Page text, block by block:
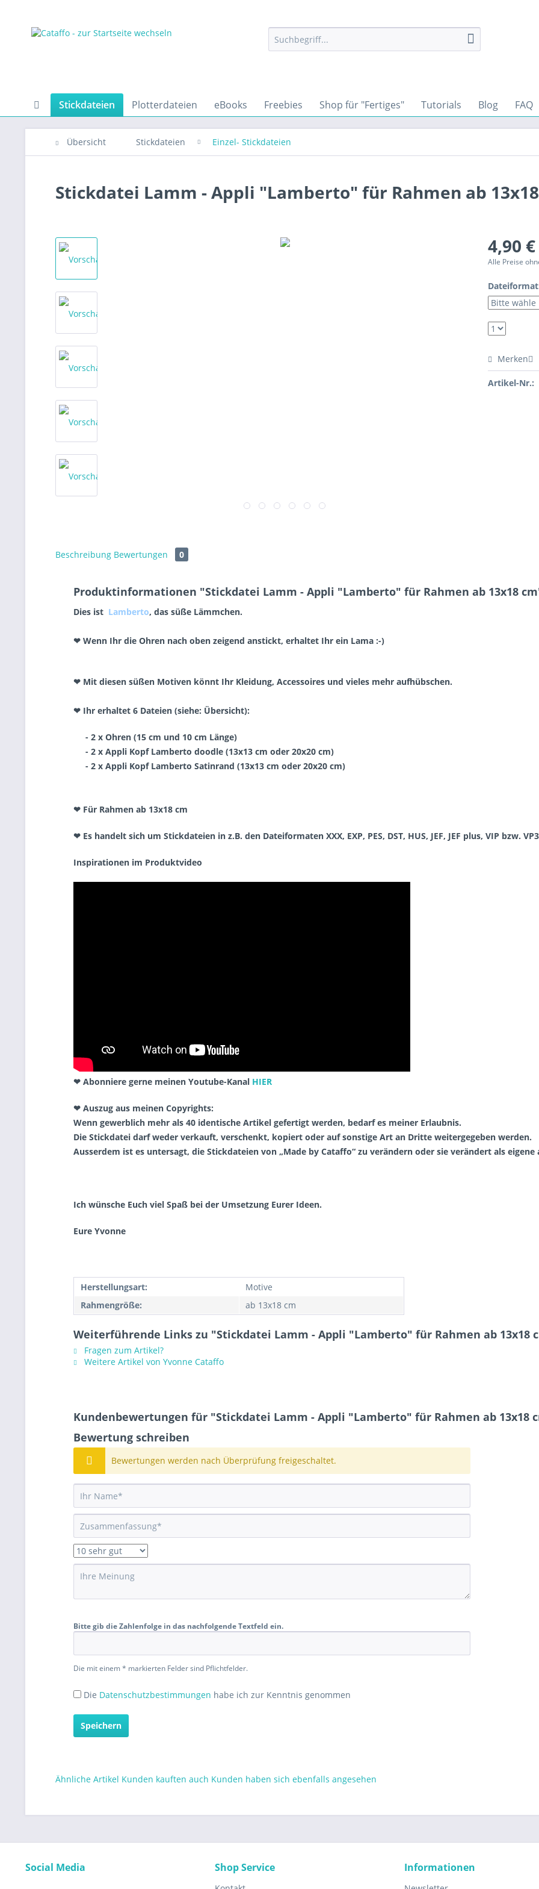
Stickdateien Plotterdateien eBooks Freebies Shop für "Fertiges" Tutorials Blog FAQ
Übersicht Stickdateien Einzel- Stickdateien
Stickdatei Lamm - Appli "Lamberto" für Rahmen ab
4,90
Alle Preise
Merken
Artikel-Nr.:
Beschreibung Bewertungen 0
Produktinformationen "Stickdatei Lamm - Appli "Lamberto" für Rahmen ab 13x18
Dies ist Lamberto, das süße Lämmchen.
❤ Wenn Ihr die Ohren nach oben zeigend anstickt, erhaltet Ihr ein Lama :-)
❤ Mit diesen süßen Motiven könnt Ihr Kleidung, Accessoires und vieles mehr aufhübschen.
❤ Ihr erhaltet 6 Dateien (siehe: Übersicht):
- 2 x Ohren (15 cm und 10 cm Länge)
- 2 x Appli Kopf Lamberto doodle (13x13 cm oder 20x20 cm)
- 2 x Appli Kopf Lamberto Satinrand (13x13 cm oder 20x20 cm)
❤ Für Rahmen ab 13x18 cm
❤ Es handelt sich um Stickdateien in z.B. den Dateiformaten XXX, EXP, PES, DST, HUS, JEF, JEF plus, VIP bzw.
Inspirationen im Produktvideo
❤ Abonniere gerne meinen Youtube-Kanal HIER
❤ Auszug aus meinen Copyrights:
Wenn gewerblich mehr als 40 identische Artikel gefertigt werden, bedarf es meiner Erlaubnis.
Die Stickdatei darf weder verkauft, verschenkt, kopiert oder auf sonstige Art an Dritte weitergegeben werden.
Ausserdem ist es untersagt, die Stickdateien von „Made by Cataffo“ zu verändern oder sie verändert als
Ich wünsche Euch viel Spaß bei der Umsetzung Eurer Ideen.
Eure Yvonne
Herstellungsart:
Motive
Rahmengröße:
ab 13x18 cm
Weiterführende Links zu "Stickdatei Lamm - Appli "Lamberto" für Rahmen ab 13x18
Fragen zum Artikel?
Weitere Artikel von Yvonne Cataffo
Kundenbewertungen für "Stickdatei Lamm - Appli "Lamberto" für Rahmen ab 13x18
Bewertung schreiben
Bewertungen werden nach Überprüfung freigeschaltet.
Bitte gib die Zahlenfolge in das nachfolgende Textfeld ein.
Die mit einem * markierten Felder sind Pflichtfelder.
Die Datenschutzbestimmungen habe ich zur Kenntnis genommen
Speichern
Ähnliche Artikel Kunden kauften auch Kunden haben sich ebenfalls angesehen
Social Media Shop Service Informationen